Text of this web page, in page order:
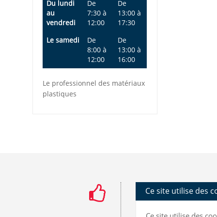
Du lundi
au
vendredi
De
7:30 à
12:00
De
13:00 à
17:30
Le samedi
De
8:00 à
12:00
De
13:00 à
16:00
Le professionnel des matériaux
plastiques
Ce site utilise des